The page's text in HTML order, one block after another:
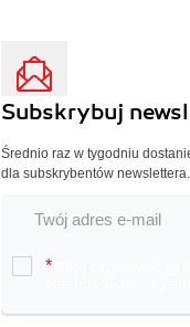
Subskrybuj
Średnio raz w tygodniu
dla subskrybentów newslettera.
*